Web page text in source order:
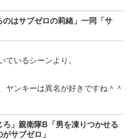
はサブゼロの莉緒」一同「サ
ているシーンより。
ヤンキーは異名が好きですね＾＾
ろ」親衛隊B「男を凍りつかせる
サブゼロ」